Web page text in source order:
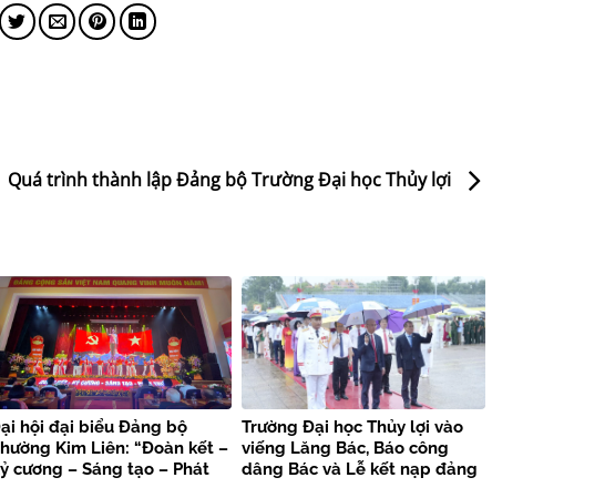
Quá trình thành lập Đảng bộ Trường Đại học Thủy lợi
hội đại biểu Đảng bộ
Kim Liên: “Đoàn kết –
cương – Sáng tạo – Phát
Trường Đại học Thủy lợi vào
viếng Lăng Bác, Báo công
dâng Bác và Lễ kết nạp đảng